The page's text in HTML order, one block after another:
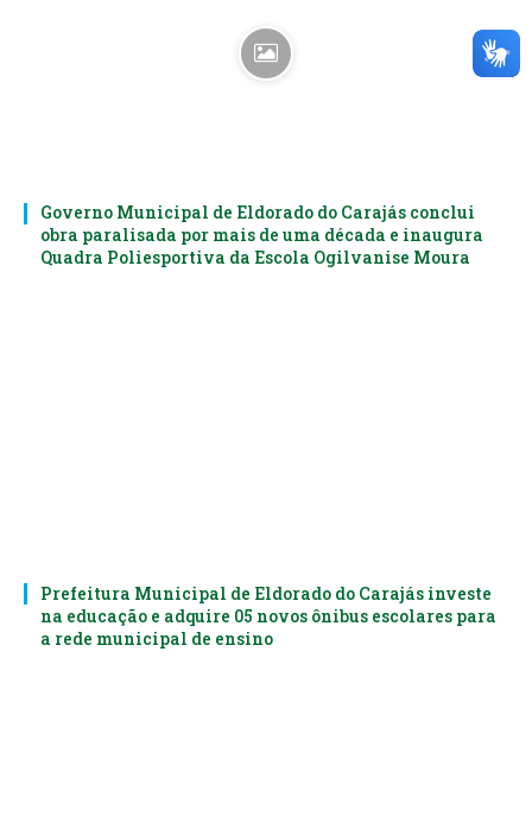
Governo Municipal de Eldorado do Carajás conclui
obra paralisada por mais de uma década e inaugura
Quadra Poliesportiva da Escola Ogilvanise Moura
Prefeitura Municipal de Eldorado do Carajás investe
na educação e adquire 05 novos ônibus escolares para
a rede municipal de ensino